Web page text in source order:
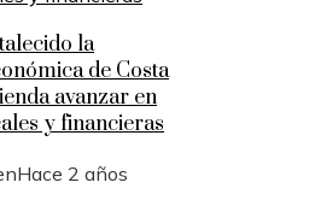
la
de Costa
avanzar en
y financieras
Hace 2 años